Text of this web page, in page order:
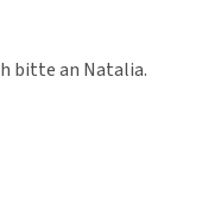
bitte an Natalia.